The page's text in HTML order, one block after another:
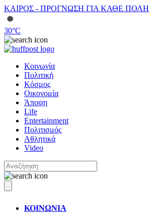
ΚΑΙΡΟΣ - ΠΡΟΓΝΩΣΗ ΓΙΑ ΚΑΘΕ ΠΟΛΗ
30°C
Κοινωνία
Πολιτική
Κόσμος
Οικονομία
Άποψη
Life
Entertainment
Πολιτισμός
Αθλητικά
Video
ΚΟΙΝΩΝΙΑ